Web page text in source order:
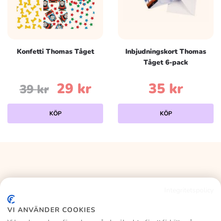
Konfetti Thomas Tåget
39kr Det
ursprungliga
39 kr.
29 krDet
nuvarande
29 kr.
KÖP
Inbjudningskort Thomas
Tåget 6-pack
35 kr
KÖP
VI ANVÄNDER COOKIES